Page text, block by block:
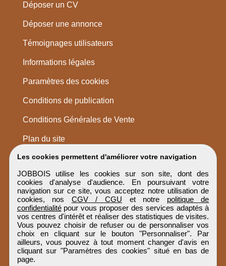
Les cookies permettent d'améliorer votre navigation
JOBBOIS utilise les cookies sur son site, dont des
cookies d'analyse d'audience. En poursuivant votre
navigation sur ce site, vous acceptez notre utilisation de
cookies, nos CGV / CGU et notre politique de
confidentialitépour vous proposer des services adaptés à
vos centres d'intérêt et réaliser des statistiques de visites.
Vous pouvez choisir de refuser ou de personnaliser vos
choix en cliquant sur le bouton "Personnaliser". Par
ailleurs, vous pouvez à tout moment changer d'avis en
cliquant sur "Paramètres des cookies" situé en bas de
page.
Déposer un CV
Déposer une annonce
Témoignages utilisateurs
Informations légales
Paramètres des cookies
Conditions de publication
Conditions Générales de Vente
Plan du site